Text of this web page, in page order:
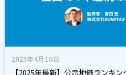
2025年4月10日
【2025年最新】公示地価ランキ